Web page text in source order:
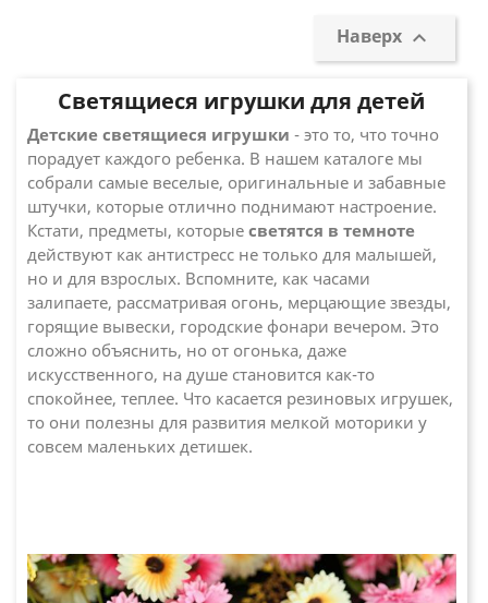
Наверх 
Светящиеся игрушки для детей
Детские светящиеся игрушки - это то, что точно
порадует каждого ребенка. В нашем каталоге мы
собрали самые веселые, оригинальные и забавные
штучки, которые отлично поднимают настроение.
Кстати, предметы, которые светятся в темноте
действуют как антистресс не только для малышей,
но и для взрослых. Вспомните, как часами
залипаете, рассматривая огонь, мерцающие звезды,
горящие вывески, городские фонари вечером. Это
сложно объяснить, но от огонька, даже
искусственного, на душе становится как-то
спокойнее, теплее. Что касается резиновых игрушек,
то они полезны для развития мелкой моторики у
совсем маленьких детишек.